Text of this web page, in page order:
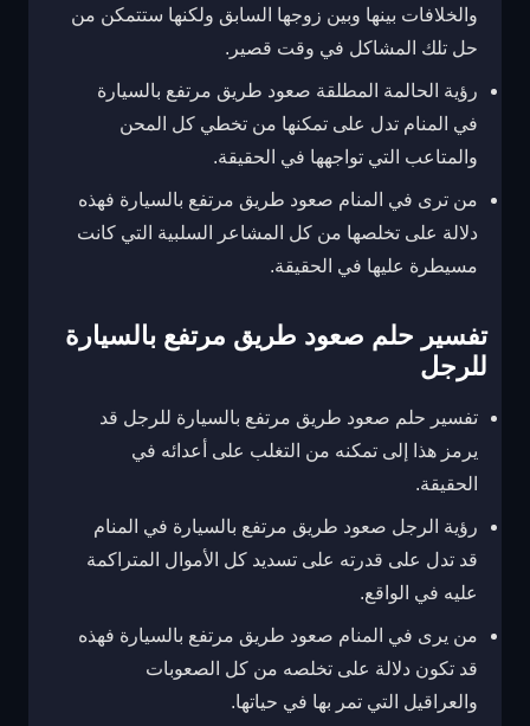
والخلافات بينها وبين زوجها السابق ولكنها ستتمكن من
حل تلك المشاكل في وقت قصير.
رؤية الحالمة المطلقة صعود طريق مرتفع بالسيارة
في المنام تدل على تمكنها من تخطي كل المحن
والمتاعب التي تواجهها في الحقيقة.
من ترى في المنام صعود طريق مرتفع بالسيارة فهذه
دلالة على تخلصها من كل المشاعر السلبية التي كانت
مسيطرة عليها في الحقيقة.
تفسير حلم صعود طريق مرتفع بالسيارة
للرجل
تفسير حلم صعود طريق مرتفع بالسيارة للرجل قد
يرمز هذا إلى تمكنه من التغلب على أعدائه في
الحقيقة.
رؤية الرجل صعود طريق مرتفع بالسيارة في المنام
قد تدل على قدرته على تسديد كل الأموال المتراكمة
عليه في الواقع.
من يرى في المنام صعود طريق مرتفع بالسيارة فهذه
قد تكون دلالة على تخلصه من كل الصعوبات
والعراقيل التي تمر بها في حياتها.